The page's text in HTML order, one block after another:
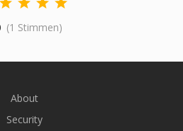
(1 Stimmen)
About
Security